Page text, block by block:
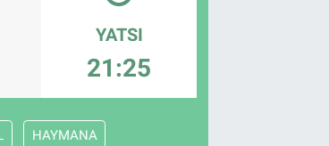
YATSI
21:25
HAYMANA